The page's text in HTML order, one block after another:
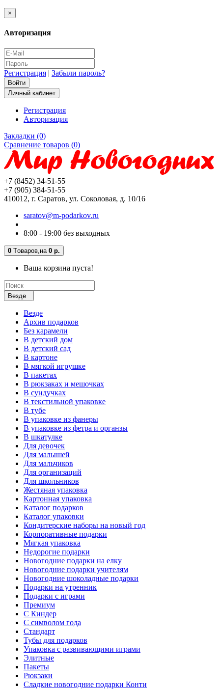
×
Авторизация
Регистрация | Забыли пароль?
Личный кабинет
Регистрация
Авторизация
Закладки (0)
Сравнение товаров (0)
+7 (8452) 34-51-55
+7 (905) 384-51-55
410012, г. Саратов, ул. Соколовая, д. 10/16
saratov@m-podarkov.ru
8:00 - 19:00 без выходных
0 Tоваров, на 0 р.
Ваша корзина пуста!
Везде
Везде
Архив подарков
Без карамели
В детский дом
В детский сад
В картоне
В мягкой игрушке
В пакетах
В рюкзаках и мешочках
В сундучках
В текстильной упаковке
В тубе
В упаковке из фанеры
В упаковке из фетра и органзы
В шкатулке
Для девочек
Для малышей
Для мальчиков
Для организаций
Для школьников
Жестяная упаковка
Картонная упаковка
Каталог подарков
Каталог упаковки
Кондитерские наборы на новый год
Корпоративные подарки
Мягкая упаковка
Недорогие подарки
Новогодние подарки на елку
Новогодние подарки учителям
Новогодние шоколадные подарки
Подарки на утренник
Подарки с играми
Премиум
С Киндер
С символом года
Стандарт
Тубы для подарков
Упаковка с развивающими играми
Элитные
Пакеты
Рюкзаки
Сладкие новогодние подарки Конти